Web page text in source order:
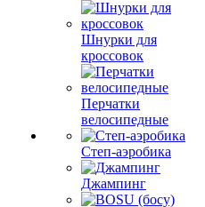
Шнурки для
кроссовок
Перчатки
велосипедные
Степ-аэробика
Джампинг